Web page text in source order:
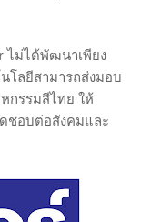
ไม่ได้พัฒนาเพียง
ลยีสามารถส่งมอบ
กรรมสีไทย ให้
ชอบต่อสังคมและ